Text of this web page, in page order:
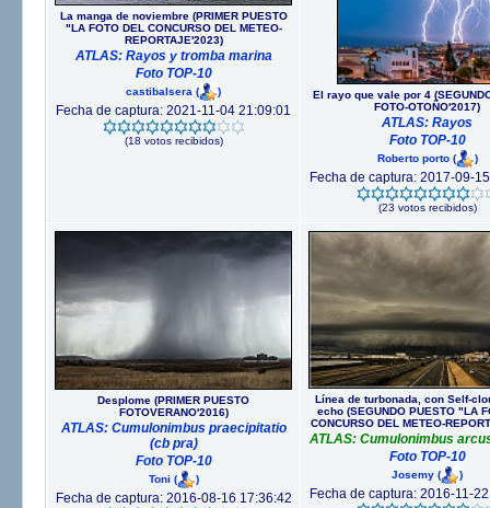
La manga de noviembre (PRIMER PUESTO
"LA FOTO DEL CONCURSO DEL METEO-
REPORTAJE'2023)
ATLAS: Rayos y tromba marina
Foto TOP-10
castibalsera ( )
Fecha de captura: 2021-11-04 21:09:01
(18 votos recibidos)
El rayo que vale por 4
FOTO-OTOÑO'2017)
ATLAS: Rayos
Foto TOP-10
Roberto porto( )
Fecha de captura: 2017-09-
(23 votos recibidos)
Desplome (PRIMER PUESTO
FOTOVERANO'2016)
ATLAS: Cumulonimbus praecipitatio
(cb pra)
Foto TOP-10
Toni ( )
Fecha de captura: 2016-08-16 17:36:42
Línea de turbonada, con Self-
echo (SEGUNDO PUESTO "LA
CONCURSO DEL METEO-
ATLAS: Cumulonimbus
Foto TOP-10
Josemy ( )
Fecha de captura: 2016-11-